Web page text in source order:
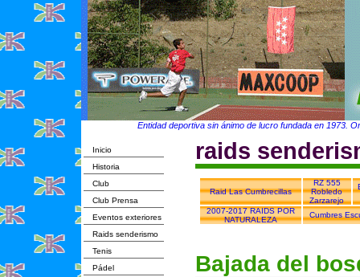
Entidad deportiva sin ánimo de lucro fundada en 1973.
Inicio
Historia
Club
Club Prensa
Eventos exteriores
Raids senderismo
Tenis
Pádel
raids
Raid Las Cumbrecillas
RZ 555
Robledo
Zarzarejo
2007-2017 RAIDS POR
NATURALEZA
Cumbres
Bajada del